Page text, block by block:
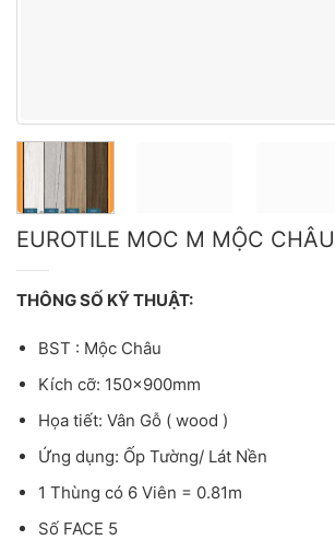
EUROTILE MOC M MỘC CHÂU
THÔNG SỐ KỸ THUẬT:
BST : Mộc Châu
Kích cỡ: 150x900mm
Họa tiết: Vân Gỗ ( wood )
Ứng dụng: Ốp Tường/ Lát Nền
1 Thùng có 6 Viên = 0.81m
Số FACE 5